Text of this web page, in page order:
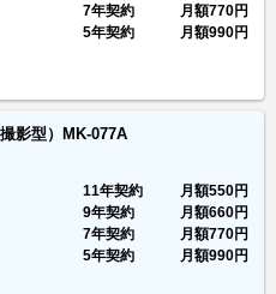
7年契約
月額770円
5年契約
月額990円
影型）MK-077A
11年契約 月額550円
9年契約
月額660円
7年契約
月額770円
5年契約
月額990円